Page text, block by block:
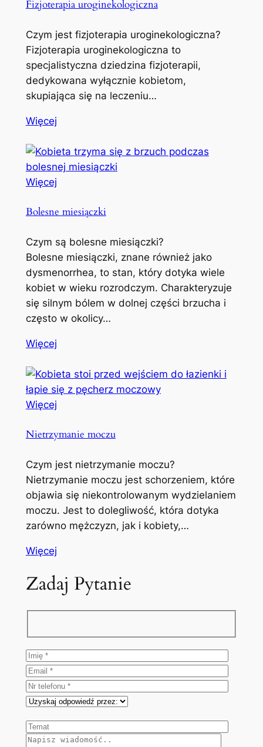
Fizjoterapia uroginekologiczna
Czym jest fizjoterapia uroginekologiczna?
Fizjoterapia uroginekologiczna to
specjalistyczna dziedzina fizjoterapii,
dedykowana wyłącznie kobietom,
skupiająca się na leczeniu…
Więcej
Więcej
Bolesne miesiączki
Czym są bolesne miesiączki?
Bolesne miesiączki, znane również jako
dysmenorrhea, to stan, który dotyka wiele
kobiet w wieku rozrodczym. Charakteryzuje
się silnym bólem w dolnej części brzucha i
często w okolicy…
Więcej
Więcej
Nietrzymanie moczu
Czym jest nietrzymanie moczu?
Nietrzymanie moczu jest schorzeniem, które
objawia się niekontrolowanym wydzielaniem
moczu. Jest to dolegliwość, która dotyka
zarówno mężczyzn, jak i kobiety,…
Więcej
Zadaj Pytanie